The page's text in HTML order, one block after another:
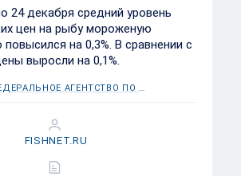
24 декабря средний уровень
цен на рыбу мороженую
на 0,3%. В сравнении с
выросли на 0,1%.
ФЕДЕРАЛЬНОЕ АГЕНТСТВО ПО РЫБОЛОВСТВУ (РОСРЫБОЛОВСТВО)
FISHNET.RU